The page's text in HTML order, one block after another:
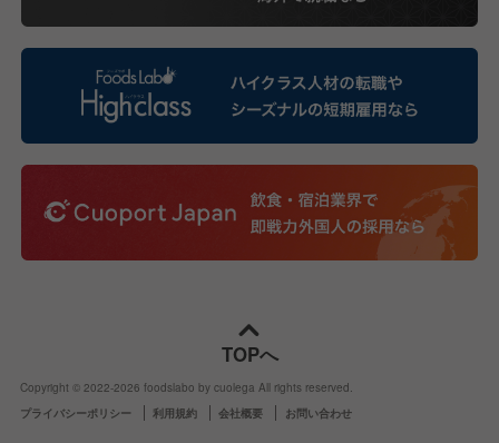
TOPへ
Copyright © 2022-2026 foodslabo by cuolega All rights reserved.
プライバシーポリシー
利用規約 会社概要 お問い合わせ